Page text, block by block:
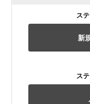
ス
新
ス